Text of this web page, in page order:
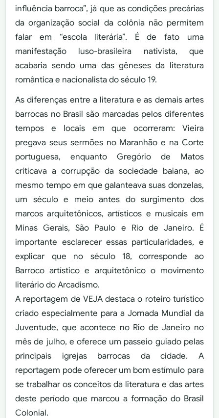
influência barroca”, já que as condições precárias
da organização social da colônia não permitem
falar em “escola literária”. É de fato uma
manifestação luso-brasileira nativista, que
acabaria sendo uma das gêneses da literatura
romântica e nacionalista do século 19.
As diferenças entre a literatura e as demais artes
barrocas no Brasil são marcadas pelos diferentes
tempos e locais em que ocorreram: Vieira
pregava seus sermões no Maranhão e na Corte
portuguesa, enquanto Gregório de Matos
criticava a corrupção da sociedade baiana, ao
mesmo tempo em que galanteava suas donzelas,
um século e meio antes do surgimento dos
marcos arquitetônicos, artísticos e musicais em
Minas Gerais, São Paulo e Rio de Janeiro. É
importante esclarecer essas particularidades, e
explicar que no século 18, corresponde ao
Barroco artístico e arquitetônico o movimento
literário do Arcadismo.
A reportagem de VEJA destaca o roteiro turístico
criado especialmente para a Jornada Mundial da
Juventude, que acontece no Rio de Janeiro no
mês de julho, e oferece um passeio guiado pelas
principais igrejas barrocas da cidade. A
reportagem pode oferecer um bom estímulo para
se trabalhar os conceitos da literatura e das artes
deste período que marcou a formação do Brasil
Colonial.